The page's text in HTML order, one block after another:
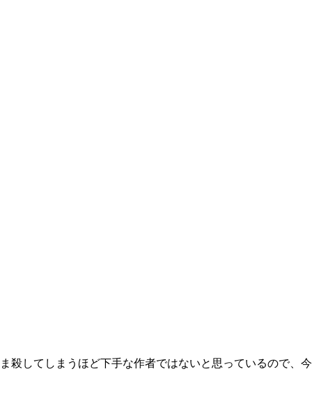
殺してしまうほど下手な作者ではないと思っているので、今